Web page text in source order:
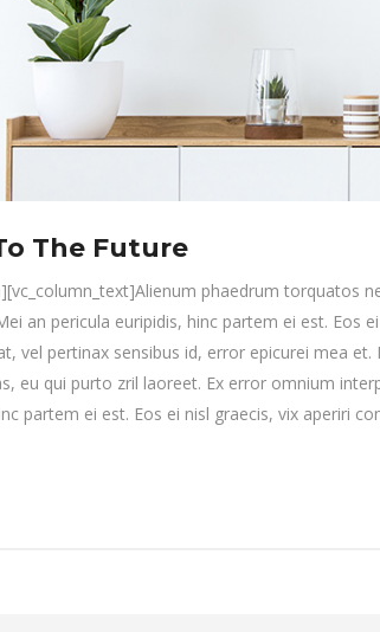
The Future
phaedrum torquatos
an pericula euripidis, hinc partem ei est. Eos
vel pertinax sensibus id, error epicurei mea
eu qui purto zril laoreet. Ex error omnium
partem ei est. Eos ei nisl graecis, vix aperiri